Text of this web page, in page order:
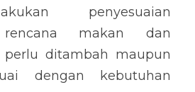
penyesuaian
rencana makan dan
ditambah maupun
dengan kebutuhan